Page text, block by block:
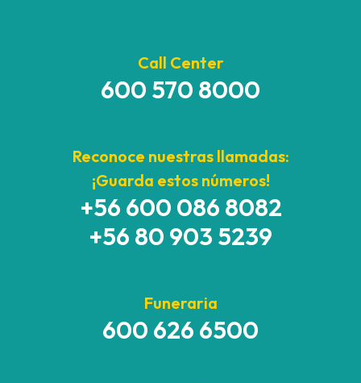
Call Center
600 570 8000
Reconoce nuestras llamadas:
¡Guarda estos números!
+56 600 086 8082
+56 80 903 5239
Funeraria
600 626 6500